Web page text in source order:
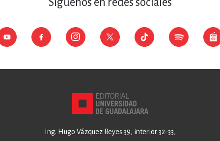
Ing. Hugo Vázquez Reyes 39, interior 32-33,